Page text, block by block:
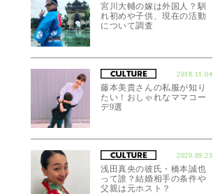
宮川大輔の嫁は外国人？馴
れ初めや子供、現在の活動
について調査
2018.11.04
藤本美貴さんの私服が知り
たい！おしゃれなママコー
デ9選
2020.09.23
浅田真央の彼氏・橋本誠也
って誰？結婚相手の条件や
父親は元ホスト？